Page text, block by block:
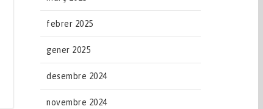
febrer 2025
gener 2025
desembre 2024
novembre 2024